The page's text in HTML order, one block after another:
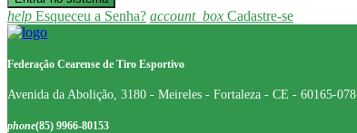
help Esqueceu a Senha? account_box Cadastre-se
Federação Cearense de Tiro Esportivo
Avenida da Abolição, 3180 - Meireles - Fortaleza - CE - 60165-078
phone(85) 9966-80153